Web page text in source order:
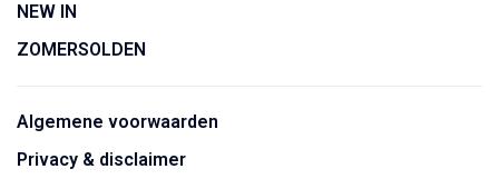
NEW IN
ZOMERSOLDEN
Algemene voorwaarden
Privacy & disclaimer